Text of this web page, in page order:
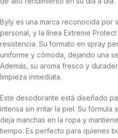
Byly es una marca reconocida por
personal, y la línea Extreme
resistencia. Su formato en spray
uniforme y cómoda, dejando una
Además, su aroma fresco y
limpieza inmediata.
Este desodorante está diseñado
intensa sin irritar la piel. Su fórmula
deja manchas en la ropa y
tiempo. Es perfecto para quienes